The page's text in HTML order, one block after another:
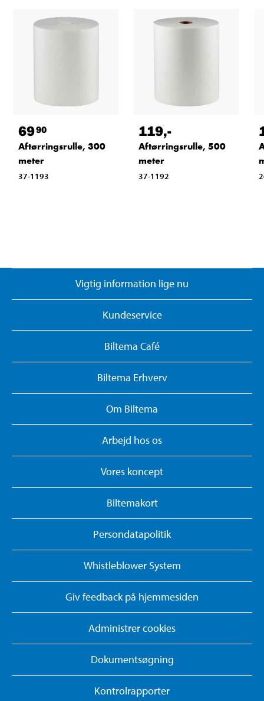
6990
Aftørringsrulle, 300
meter
37-1193
119,-
Aftørringsrulle, 500
meter
37-1192
Vigtig information lige nu
Kundeservice
Biltema Café
Biltema Erhverv
Om Biltema
Arbejd hos os
Vores koncept
Biltemakort
Persondatapolitik
Whistleblower System
Giv feedback på hjemmesiden
Administrer cookies
Dokumentsøgning
Kontrolrapporter